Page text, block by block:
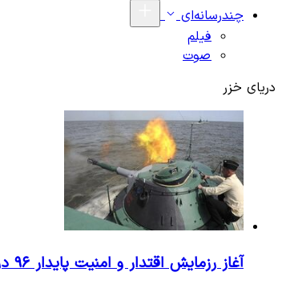
چندرسانه‌ای
فیلم
صوت
دریای خزر
آغاز رزمایش اقتدار و امنیت پایدار ۹۶ در دریای خزر